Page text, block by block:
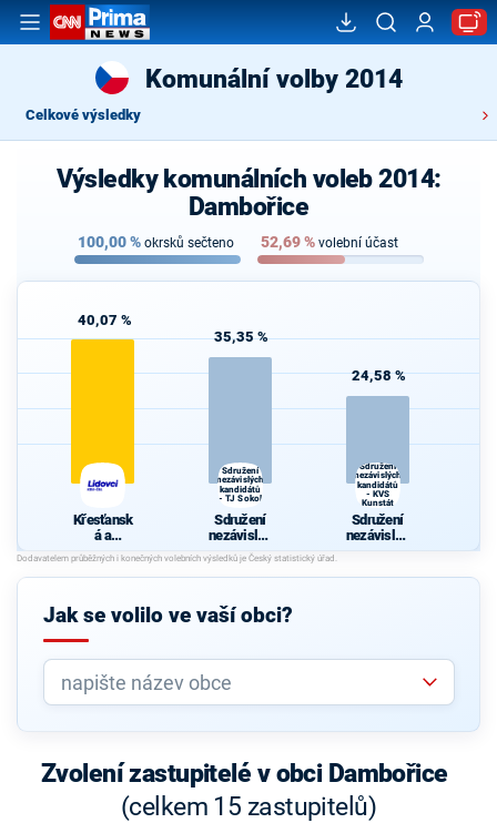
Komunální volby 2014
Celkové výsledky
Výsledky komunálních voleb 2014:
Dambořice
100,00% okrsků sečteno 52,69% volební účast
40,07 %
Křesťansk
á a
demokrati
cká unie -
Českoslov
strana
35,35 %
Sdružení
nezávislých
kandidátů
- TJ Sokol
Sdružení
nezávislýc
h
kandidátů
- TJ Sokol
24,58 %
Sdružení
nezávislých
kandidátů
- KVS
Kunstát
Sdružení
nezávislýc
h
- KVS
Jak se volilo ve vaší obci?
Zvolení zastupitelé v obci Dambořice
(celkem 15 zastupitelů)